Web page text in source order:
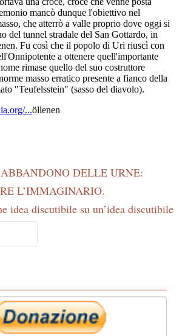
ABBANDONO DELLE URNE:
L’IMMAGINARIO.
idea discutibile su un’idea discutibile